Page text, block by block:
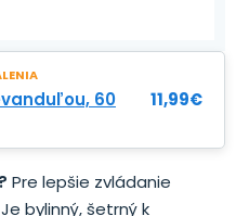
60
11,99€
Pre lepšie zvládanie
bylinný, šetrný k